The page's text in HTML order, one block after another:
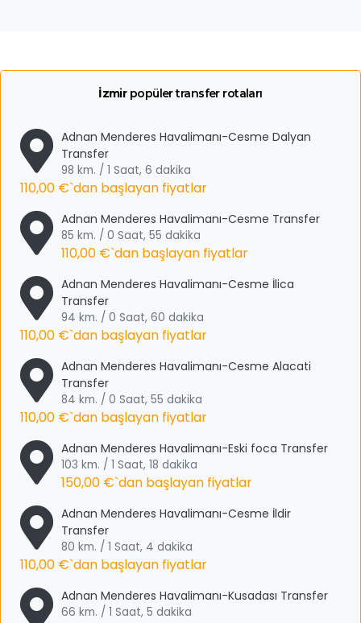
İzmirpopüler transfer rotaları
Adnan Menderes Havalimanı-Cesme Dalyan
Transfer
98 km. / 1 Saat, 6 dakika
110,00 €`dan başlayan fiyatlar
Adnan Menderes Havalimanı-Cesme Transfer
85 km. / 0 Saat, 55 dakika
110,00 €`dan başlayan fiyatlar
Adnan Menderes Havalimanı-Cesme İlica
Transfer
94 km. / 0 Saat, 60 dakika
110,00 €`dan başlayan fiyatlar
Adnan Menderes Havalimanı-Cesme Alacati
Transfer
84 km. / 0 Saat, 55 dakika
110,00 €`dan başlayan fiyatlar
Adnan Menderes Havalimanı-Eski foca Transfer
103 km. / 1 Saat, 18 dakika
150,00 €`dan başlayan fiyatlar
Adnan Menderes Havalimanı-Cesme İldir
Transfer
80 km. / 1 Saat, 4 dakika
110,00 €`dan başlayan fiyatlar
Adnan Menderes Havalimanı-Kusadası Transfer
66 km. / 1 Saat, 5 dakika